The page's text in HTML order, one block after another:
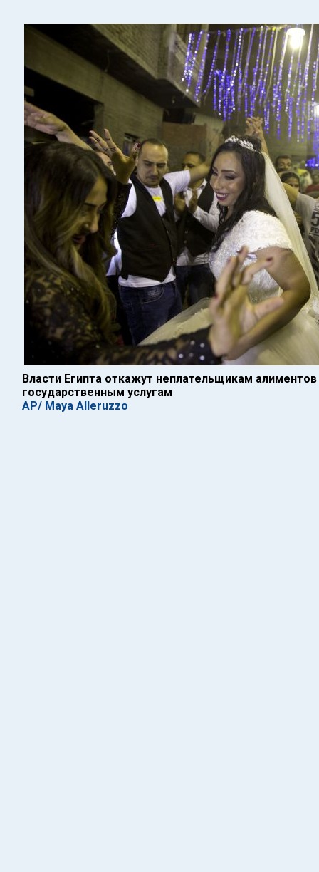
Власти Египта откажут неплательщикам
государственным услугам
AP/ Maya Alleruzzo